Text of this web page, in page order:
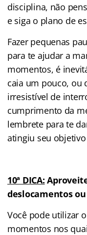
disciplina, não
e siga o plano de
Fazer pequenas
para te ajudar a
momentos, é
caia um pouco, ou
irresistível de
cumprimento da
lembrete para te
atingiu seu
10ª DICA:
deslocamentos
Você pode utilizar
momentos nos